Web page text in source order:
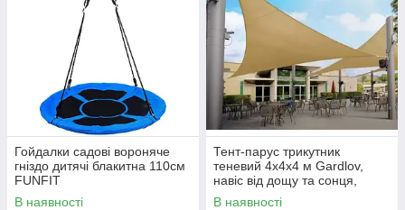
Гойдалки садові вороняче
гніздо дитячі блакитна 110см
FUNFIT
В наявності
Тент-парус трикутник
теневий 4х4х4 м Gardlov,
навіс від дощу та сонця,
Бежевий (23142)
В наявності